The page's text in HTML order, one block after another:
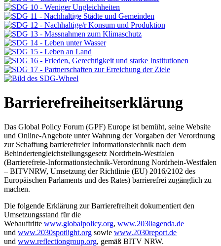
Barrierefreiheitserklärung
Das Global Policy Forum (GPF) Europe ist bemüht, seine Website
und Online-Angebote unter Wahrung der Vorgaben der Verordnung
zur Schaffung barrierefreier Informationstechnik nach dem
Behindertengleichstellungsgesetz Nordrhein-Westfalen
(Barrierefreie-Informationstechnik-Verordnung Nordrhein-Westfalen
– BITVNRW, Umsetzung der Richtlinie (EU) 2016/2102 des
Europäischen Parlaments und des Rates) barrierefrei zugänglich zu
machen.
Die folgende Erklärung zur Barrierefreiheit dokumentiert den
Umsetzungsstand für die
Webauftritte www.globalpolicy.org, www.2030agenda.de
und www.2030spotlight.org sowie www.2030report.de
und www.reflectiongroup.org, gemäß BITV NRW.